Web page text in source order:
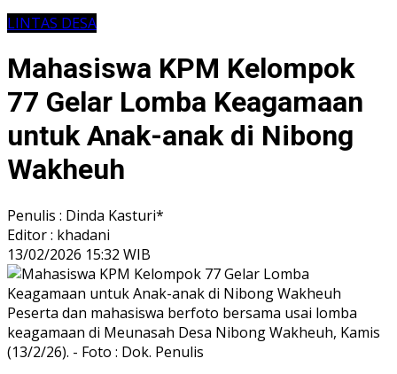
LINTAS DESA
Mahasiswa KPM Kelompok
77 Gelar Lomba Keagamaan
untuk Anak-anak di Nibong
Wakheuh
Penulis : Dinda Kasturi*
Editor : khadani
13/02/2026 15:32 WIB
Peserta dan mahasiswa berfoto bersama usai lomba
keagamaan di Meunasah Desa Nibong Wakheuh, Kamis
(13/2/26). - Foto : Dok. Penulis